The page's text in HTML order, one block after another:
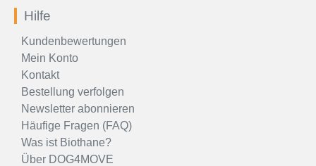
Hilfe
Kundenbewertungen
Mein Konto
Kontakt
Bestellung verfolgen
Newsletter abonnieren
Häufige Fragen (FAQ)
Was ist Biothane?
Über DOG4MOVE